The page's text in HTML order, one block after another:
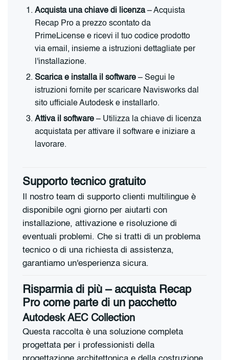
Acquista una chiave di licenza– Acquista
Recap Pro a prezzo scontato da
PrimeLicense e ricevi il tuo codice prodotto
via email, insieme a istruzioni dettagliate per
l'installazione.
Scarica e installa il software – Segui le
istruzioni fornite per scaricare Navisworks dal
sito ufficiale Autodesk e installarlo.
Attiva il software – Utilizza la chiave di licenza
acquistata per attivare il software e iniziare a
lavorare.
Supporto tecnico gratuito
Il nostro team di supporto clienti multilingue è
disponibile ogni giorno per aiutarti con
installazione, attivazione e risoluzione di
eventuali problemi. Che si tratti di un problema
tecnico o di una richiesta di assistenza,
garantiamo un'esperienza sicura.
Risparmia di più – acquista Recap
Pro come parte di un pacchetto
Autodesk AEC Collection
Questa raccolta è una soluzione completa
progettata per i professionisti della